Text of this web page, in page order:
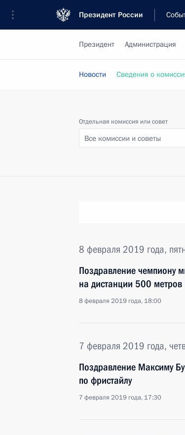
Президент России
Президент Администрация
Новости Сведения о
Отдельная комиссия или совет
Все комиссии и советы
8 февраля 2019 года,
Поздравление чемпиону
на дистанции 500
8 февраля 2019 года, 18:00
7 февраля 2019 года,
Поздравление Максиму
по фристайлу
7 февраля 2019 года, 17:30